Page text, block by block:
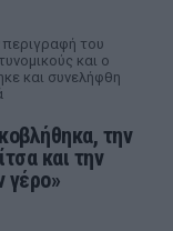
του
και ο
και συνελήφθη
την
και την
γέρο»